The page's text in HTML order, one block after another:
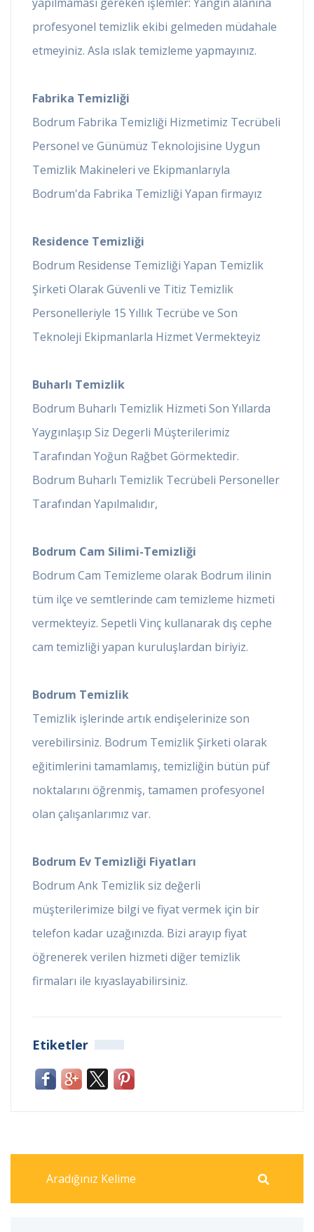
profesyonel temizlik ekibi gelmeden müdahale
etmeyiniz. Asla ıslak temizleme yapmayınız.
Fabrika Temizliği
Bodrum Fabrika Temizliği Hizmetimiz Tecrübeli
Personel ve Günümüz Teknolojisine Uygun
Temizlik Makineleri ve Ekipmanlarıyla
Bodrum'da Fabrika Temizliği Yapan firmayız
Residence Temizliği
Bodrum Residense Temizliği Yapan Temizlik
Şirketi Olarak Güvenli ve Titiz Temizlik
Personelleriyle 15 Yıllık Tecrübe ve Son
Teknoleji Ekipmanlarla Hizmet Vermekteyiz
Buharlı Temizlik
Bodrum Buharlı Temizlik Hizmeti Son Yıllarda
Yaygınlaşıp Siz Degerli Müşterilerimiz
Tarafından Yoğun Rağbet Görmektedir.
Bodrum Buharlı Temizlik Tecrübeli Personeller
Tarafından Yapılmalıdır,
Bodrum Cam Silimi-Temizliği
Bodrum Cam Temizleme olarak Bodrum ilinin
tüm ilçe ve semtlerinde cam temizleme hizmeti
vermekteyiz. Sepetli Vinç kullanarak dış cephe
cam temizliği yapan kuruluşlardan biriyiz.
Bodrum Temizlik
Temizlik işlerinde artık endişelerinize son
verebilirsiniz. Bodrum Temizlik Şirketi olarak
eğitimlerini tamamlamış, temizliğin bütün püf
noktalarını öğrenmiş, tamamen profesyonel
olan çalışanlarımız var.
Bodrum Ev Temizliği Fiyatları
Bodrum Ank Temizlik siz değerli
müşterilerimize bilgi ve fiyat vermek için bir
telefon kadar uzağınızda. Bizi arayıp fiyat
öğrenerek verilen hizmeti diğer temizlik
firmaları ile kıyaslayabilirsiniz.
Etiketler